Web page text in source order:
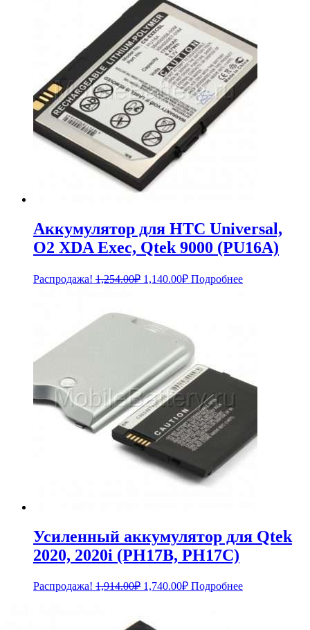
2,868.00₽.
Аккумулятор для HTC Universal,
O2 XDA Exec, Qtek 9000 (PU16A)
Распродажа! 1,254.00₽ Первоначальная
1,140.00₽Текущая
цена:
Подробнее
Усиленный аккумулятор для Qtek
2020, 2020i (PH17B, PH17C)
Распродажа! 1,914.00₽ Первоначальная
1,914.00₽.
1,740.00₽Текущая
Подробнее